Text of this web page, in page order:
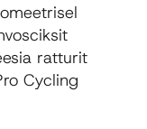
ratturit
Cycling